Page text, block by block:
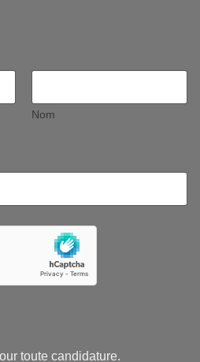
Nom
toute candidature.